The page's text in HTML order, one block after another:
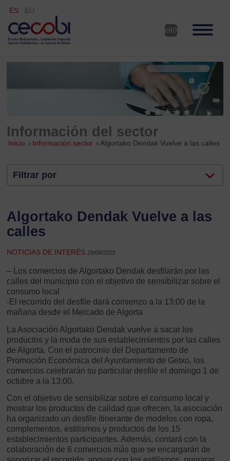
ES EU
Información del sector
Inicio » Información sector » Algortako Dendak Vuelve a las calles
Filtrar por
Algortako Dendak Vuelve a las
calles
NOTICIAS DE INTERÉS 29/09/2023
– Los comercios de Algortako Dendak desfilarán por las
calles del municipio con el objetivo de sensibilizar sobre el
consumo local
-El recorrido del desfile dará comienzo a la 13:00 de la
mañana desde el Mercado de Algorta
La Asociación Algortako Dendak vuelve a sacar los
productos y la moda de sus establecimientos por las calles
de Algorta. Con el patrocinio del Departamento de
Promoción Económica del Ayuntamiento de Getxo, los
comercios celebrarán su particular desfile el domingo 1 de
octubre a la 13:00.
Con el objetivo de sensibilizar sobre el consumo local y
mostrar los productos de calidad que ofrecen, la asociación
ha organizado un desfile itinerante de modelos con ropa,
complementos, estilismos y productos de los 15
establecimientos participantes. Además, contará con la
colaboración de 6 comercios más que se encargarán de